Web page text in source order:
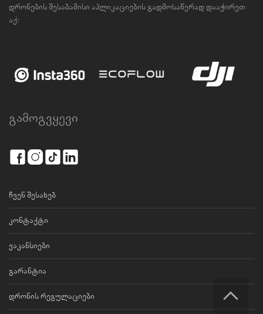
დრონების შესაბამისი აპლიკაციების გადმოსაწერად დააჭირეთ
აქ:
გამოგვყევი
ჩვენ შესახებ
კონტაქტი
ვაკანსიები
გარანტია
დრონის რეგულაციები